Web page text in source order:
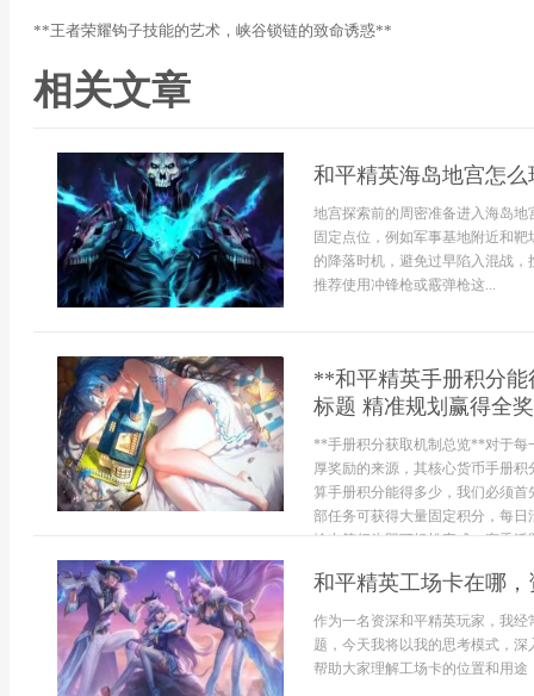
**王者荣耀钩子技能的艺术，峡谷锁链的致命诱惑**
相关文章
和平精英海岛地宫怎
地宫探索前的周密准备进入海岛
固定点位，例如军事基地附近和
的降落时机，避免过早陷入混战
推荐使用冲锋枪或霰弹枪这...
**和平精英手册积分
标题 精准规划赢得全
**手册积分获取机制总览**对于每
厚奖励的来源，其核心货币手册
算手册积分能得多少，我们必须
部任务可获得大量固定积分，每
输出等行为即可轻松完成，赛季活
和平精英工场卡在哪
作为一名资深和平精英玩家，我
题，今天我将以我的思考模式，
帮助大家理解工场卡的位置和用途